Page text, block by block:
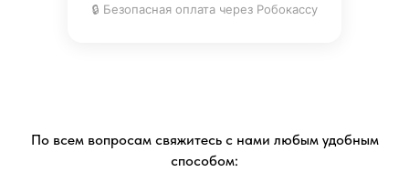
🔒 Безопасная оплата через Робокассу
По всем вопросам свяжитесь с нами любым удобным
способом: